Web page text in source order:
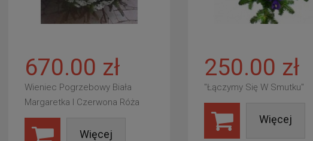
670.00 zł
Wieniec Pogrzebowy Biała
Margaretka I Czerwona Róża
Więcej
250.00 zł
"Łączymy Się W Smutku"
Więcej